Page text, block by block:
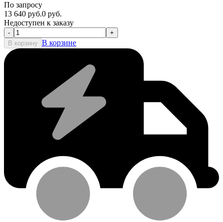
По запросу
13 640 руб.0 руб.
Недоступен к заказу
-
+
В корзину В корзине